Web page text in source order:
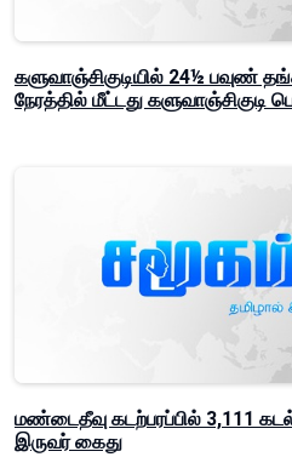
களுவாஞ்சிகுடியில் 24½ பவுண்
நேரத்தில் மீட்டது களுவாஞ்சிகுடி
மண்டைதீவு கடற்பரப்பில் 3,111
இருவர் கைது